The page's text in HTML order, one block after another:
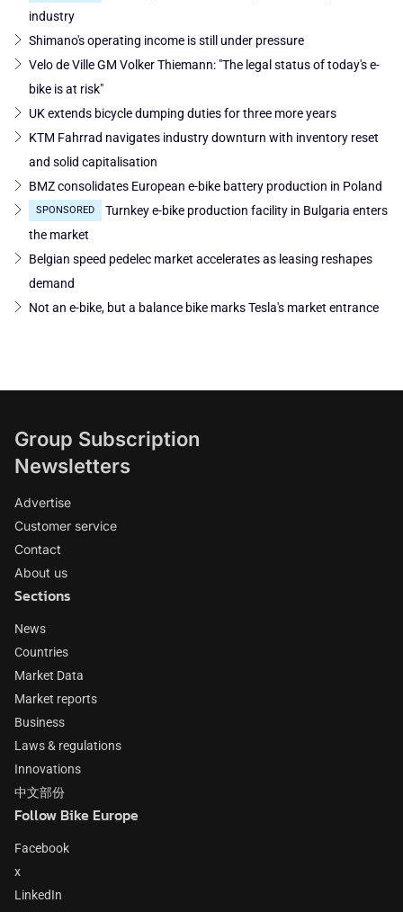
industry
Shimano's operating income is still under pressure
Velo de Ville GM Volker Thiemann: "The legal status of today's e-
bike is at risk"
UK extends bicycle dumping duties for three more years
KTM Fahrrad navigates industry downturn with inventory reset
and solid capitalisation
BMZ consolidates European e-bike battery production in Poland
SPONSORED
Turnkey e-bike production facility in Bulgaria enters
the market
Belgian speed pedelec market accelerates as leasing reshapes
demand
Not an e-bike, but a balance bike marks Tesla's market entrance
Group Subscription
Newsletters
Advertise
Customer service
Contact
About us
Sections
News
Countries
Market Data
Market reports
Business
Laws & regulations
Innovations
中文部份
Follow Bike Europe
Facebook
x
LinkedIn